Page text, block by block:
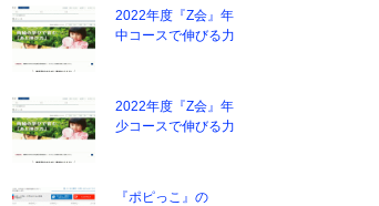
2022年度『Z会』年
中コースで伸びる力
2022年度『Z会』年
少コースで伸びる力
『ポピっこ』の